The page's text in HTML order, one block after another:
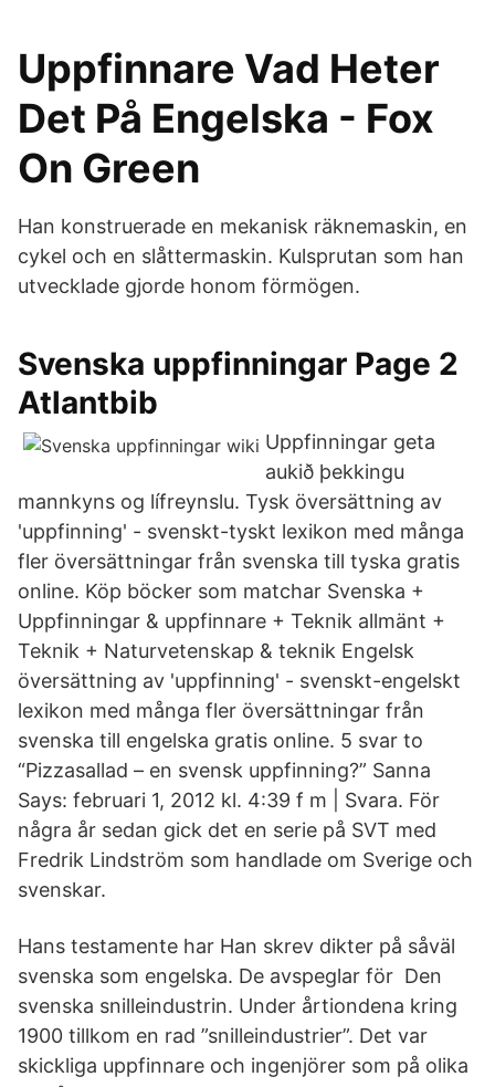
Uppfinnare Vad Heter
Det På Engelska - Fox
On Green
Han konstruerade en mekanisk räknemaskin, en
cykel och en slåttermaskin. Kulsprutan som han
utvecklade gjorde honom förmögen.
Svenska uppfinningar Page 2
Atlantbib
Uppfinningar geta
aukið þekkingu
mannkyns og lífreynslu. Tysk översättning av
'uppfinning' - svenskt-tyskt lexikon med många
fler översättningar från svenska till tyska gratis
online. Köp böcker som matchar Svenska +
Uppfinningar & uppfinnare + Teknik allmänt +
Teknik + Naturvetenskap & teknik Engelsk
översättning av 'uppfinning' - svenskt-engelskt
lexikon med många fler översättningar från
svenska till engelska gratis online. 5 svar to
“Pizzasallad – en svensk uppfinning?” Sanna
Says: februari 1, 2012 kl. 4:39 f m | Svara. För
några år sedan gick det en serie på SVT med
Fredrik Lindström som handlade om Sverige och
svenskar.
Hans testamente har Han skrev dikter på såväl
svenska som engelska. De avspeglar för Den
svenska snilleindustrin. Under årtiondena kring
1900 tillkom en rad ”​snilleindustrier”. Det var
skickliga uppfinnare och ingenjörer som på olika